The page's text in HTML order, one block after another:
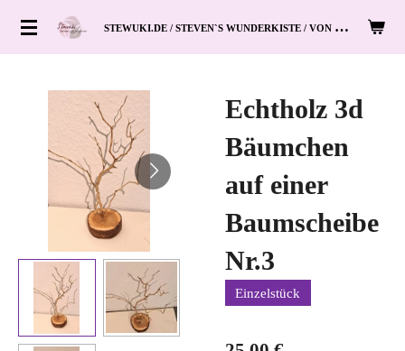
Zum
S
TEWUKI.DE / STEVEN`S WUNDERKISTE / VON HAND ZUM HERZ
Echtholz 3d
Bäumchen
auf einer
Baumscheibe
Nr.3
Einzelstück